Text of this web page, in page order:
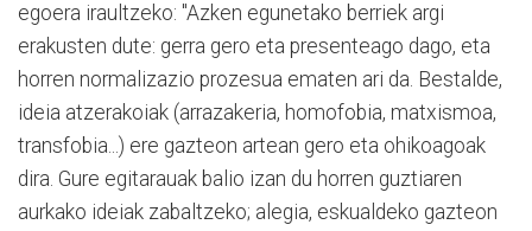
egoera iraultzeko: "Azken egunetako berriek argi
erakusten dute: gerra gero eta presenteago dago, eta
horren normalizazio prozesua ematen ari da. Bestalde,
ideia atzerakoiak (arrazakeria, homofobia, matxismoa,
transfobia...) ere gazteon artean gero eta ohikoagoak
dira. Gure egitarauak balio izan du horren guztiaren
aurkako ideiak zabaltzeko; alegia, eskualdeko gazteon